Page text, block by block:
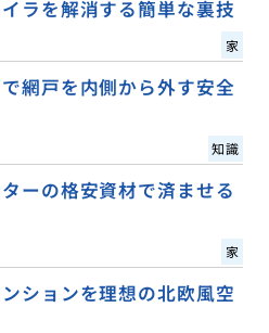
ラを解消する簡単な裏技
家
網戸を内側から外す安全
知識
ーの格安資材で済ませる
家
ションを理想の北欧風空